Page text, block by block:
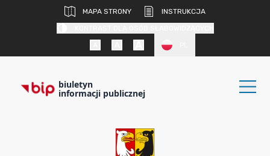
MAPA STRONY
INSTRUKCJA
biuletyn
informacji publicznej